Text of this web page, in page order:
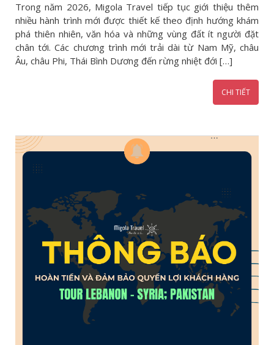
Trong năm 2026, Migola Travel tiếp tục giới thiệu thêm
nhiều hành trình mới được thiết kế theo định hướng khám
phá thiên nhiên, văn hóa và những vùng đất ít người đặt
chân tới. Các chương trình mới trải dài từ Nam Mỹ, châu
Âu, châu Phi, Thái Bình Dương đến rừng nhiệt đới […]
CHI TIẾT